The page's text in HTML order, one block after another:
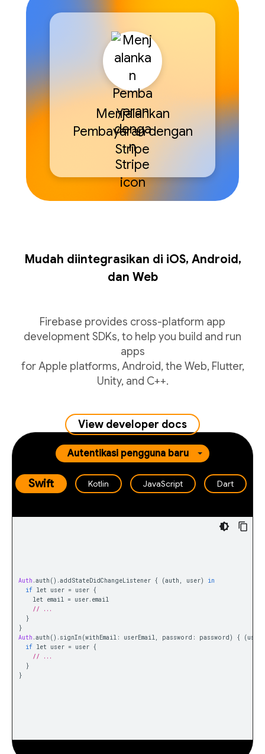
Menjalankan
Pembayaran dengan
Stripe
Mudah diintegrasikan di iOS, Android,
dan Web
Firebase provides cross-platform app
development SDKs, to help you build and run
apps
for Apple platforms, Android, the Web, Flutter,
Unity, and C++.
View developer docs